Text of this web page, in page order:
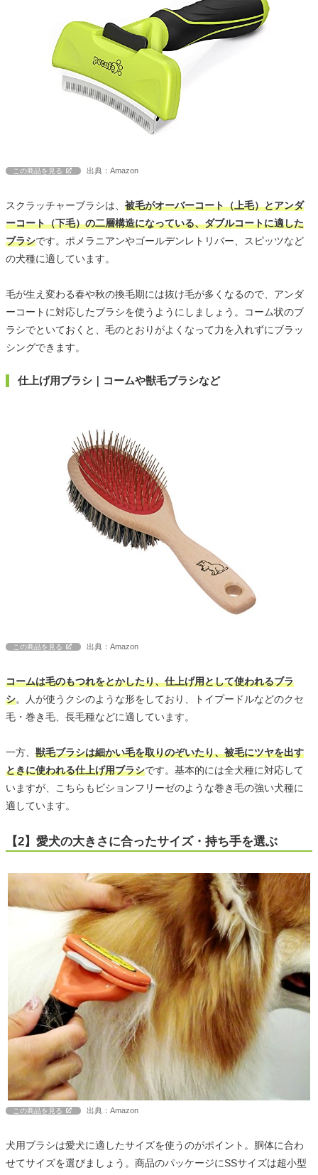
この商品を見る 出典：Amazon
スクラッチャーブラシは、 被毛がオーバーコート（上毛）とアンダ
ーコート（下毛）の二層構造になっている、ダブルコートに適した
ブラシです。ポメラニアンやゴールデンレトリバー、スピッツなど
の犬種に適しています。
毛が生え変わる春や秋の換毛期には抜け毛が多くなるので、アンダ
ーコートに対応したブラシを使うようにしましょう。コーム状のブ
ラシでといておくと、毛のとおりがよくなって力を入れずにブラッ
シングできます。
仕上げ用ブラシ｜コームや獣毛ブラシなど
この商品を見る 出典：Amazon
コームは毛のもつれをとかしたり、仕上げ用として使われるブラ
シ。人が使うクシのような形をしており、トイプードルなどのクセ
毛・巻き毛、長毛種などに適しています。
一方、 獣毛ブラシは細かい毛を取りのぞいたり、被毛にツヤを出す
ときに使われる仕上げ用ブラシです。基本的には全犬種に対応して
いますが、こちらもビションフリーゼのような巻き毛の強い犬種に
適しています。
【2】愛犬の大きさに合ったサイズ・持ち手を選ぶ
この商品を見る 出典：Amazon
犬用ブラシは愛犬に適したサイズを使うのがポイント。胴体に合わ
せてサイズを選びましょう。商品のパッケージにSSサイズは超小型